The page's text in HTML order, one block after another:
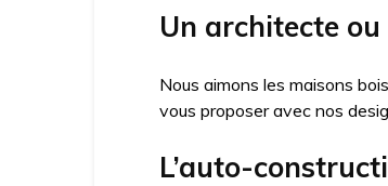
Un architecte
Nous aimons les maisons
vous proposer avec nos
L’auto-